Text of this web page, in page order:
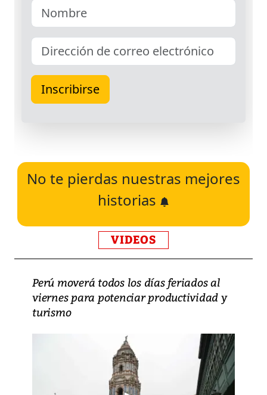
No te pierdas nuestras mejores
historias
VIDEOS
Perú moverá todos los días feriados al
viernes para potenciar productividad y
turismo